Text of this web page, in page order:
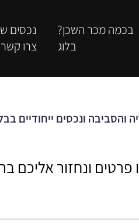
בכמה מכר השכן? נכסים
בלוג
צרו קשר
והסביבה ונכסים ייחודיים
פרטים ונחזור אליכם